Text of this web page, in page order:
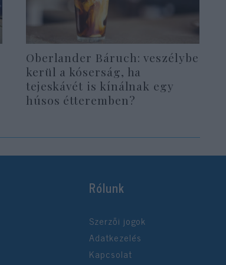
Oberlander Báruch: veszélybe
kerül a kóserság, ha
tejeskávét is kínálnak egy
húsos étteremben?
Rólunk
Szerzői jogok
Adatkezelés
Kapcsolat